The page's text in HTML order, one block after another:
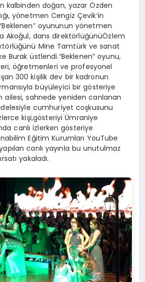
kalbinden doğan, yazar Özden
yönetmen Cengiz Çevik’in
oyununun yönetmen
Akoğul, dans direktörlüğünüÖzlem
lüğünü Mine Tamtürk ve sanat
Burak üstlendi.“Beklenen” oyunu,
i, öğretmenleri ve profesyonel
300 kişilik dev bir kadronun
büyüleyici bir gösteriye
ailesi, sahnede yeniden canlanan
cumhuriyet coşkusunu
kişi,gösteriyi Ümraniye
canlı izlerkengösteriye
Eğitim Kurumları YouTube
canlı yayınla bu unutulmaz
yakaladı.